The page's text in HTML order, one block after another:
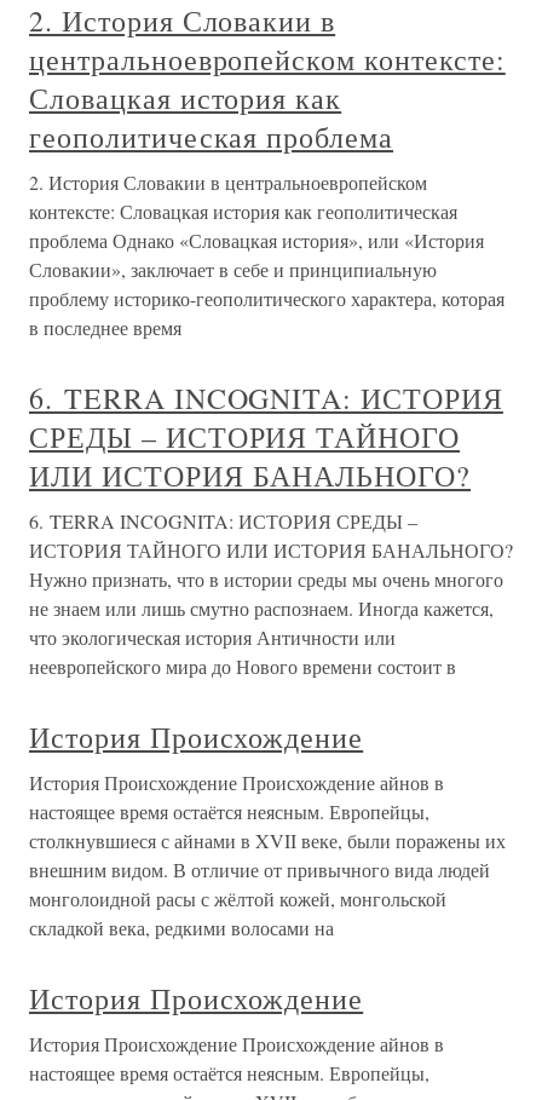
2. История Словакии в
центральноевропейском контексте:
Словацкая история как
геополитическая проблема
2. История Словакии в центральноевропейском
контексте: Словацкая история как геополитическая
проблема Однако «Словацкая история», или «История
Словакии», заключает в себе и принципиальную
проблему историко-геополитического характера, которая
в последнее время
6. TERRA INCOGNITA: ИСТОРИЯ
СРЕДЫ – ИСТОРИЯ ТАЙНОГО
ИЛИ ИСТОРИЯ БАНАЛЬНОГО?
6. TERRA INCOGNITA: ИСТОРИЯ СРЕДЫ –
ИСТОРИЯ ТАЙНОГО ИЛИ ИСТОРИЯ БАНАЛЬНОГО?
Нужно признать, что в истории среды мы очень многого
не знаем или лишь смутно распознаем. Иногда кажется,
что экологическая история Античности или
неевропейского мира до Нового времени состоит в
История Происхождение
История Происхождение Происхождение айнов в
настоящее время остаётся неясным. Европейцы,
столкнувшиеся с айнами в XVII веке, были поражены их
внешним видом. В отличие от привычного вида людей
монголоидной расы с жёлтой кожей, монгольской
складкой века, редкими волосами на
История Происхождение
История Происхождение Происхождение айнов в
настоящее время остаётся неясным. Европейцы,